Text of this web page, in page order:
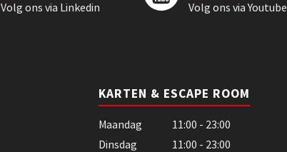
Volg ons via Linkedin Volg ons via Youtube
KARTEN & ESCAPE ROOM
Maandag
11:00 - 23:00
Dinsdag
11:00 - 23:00